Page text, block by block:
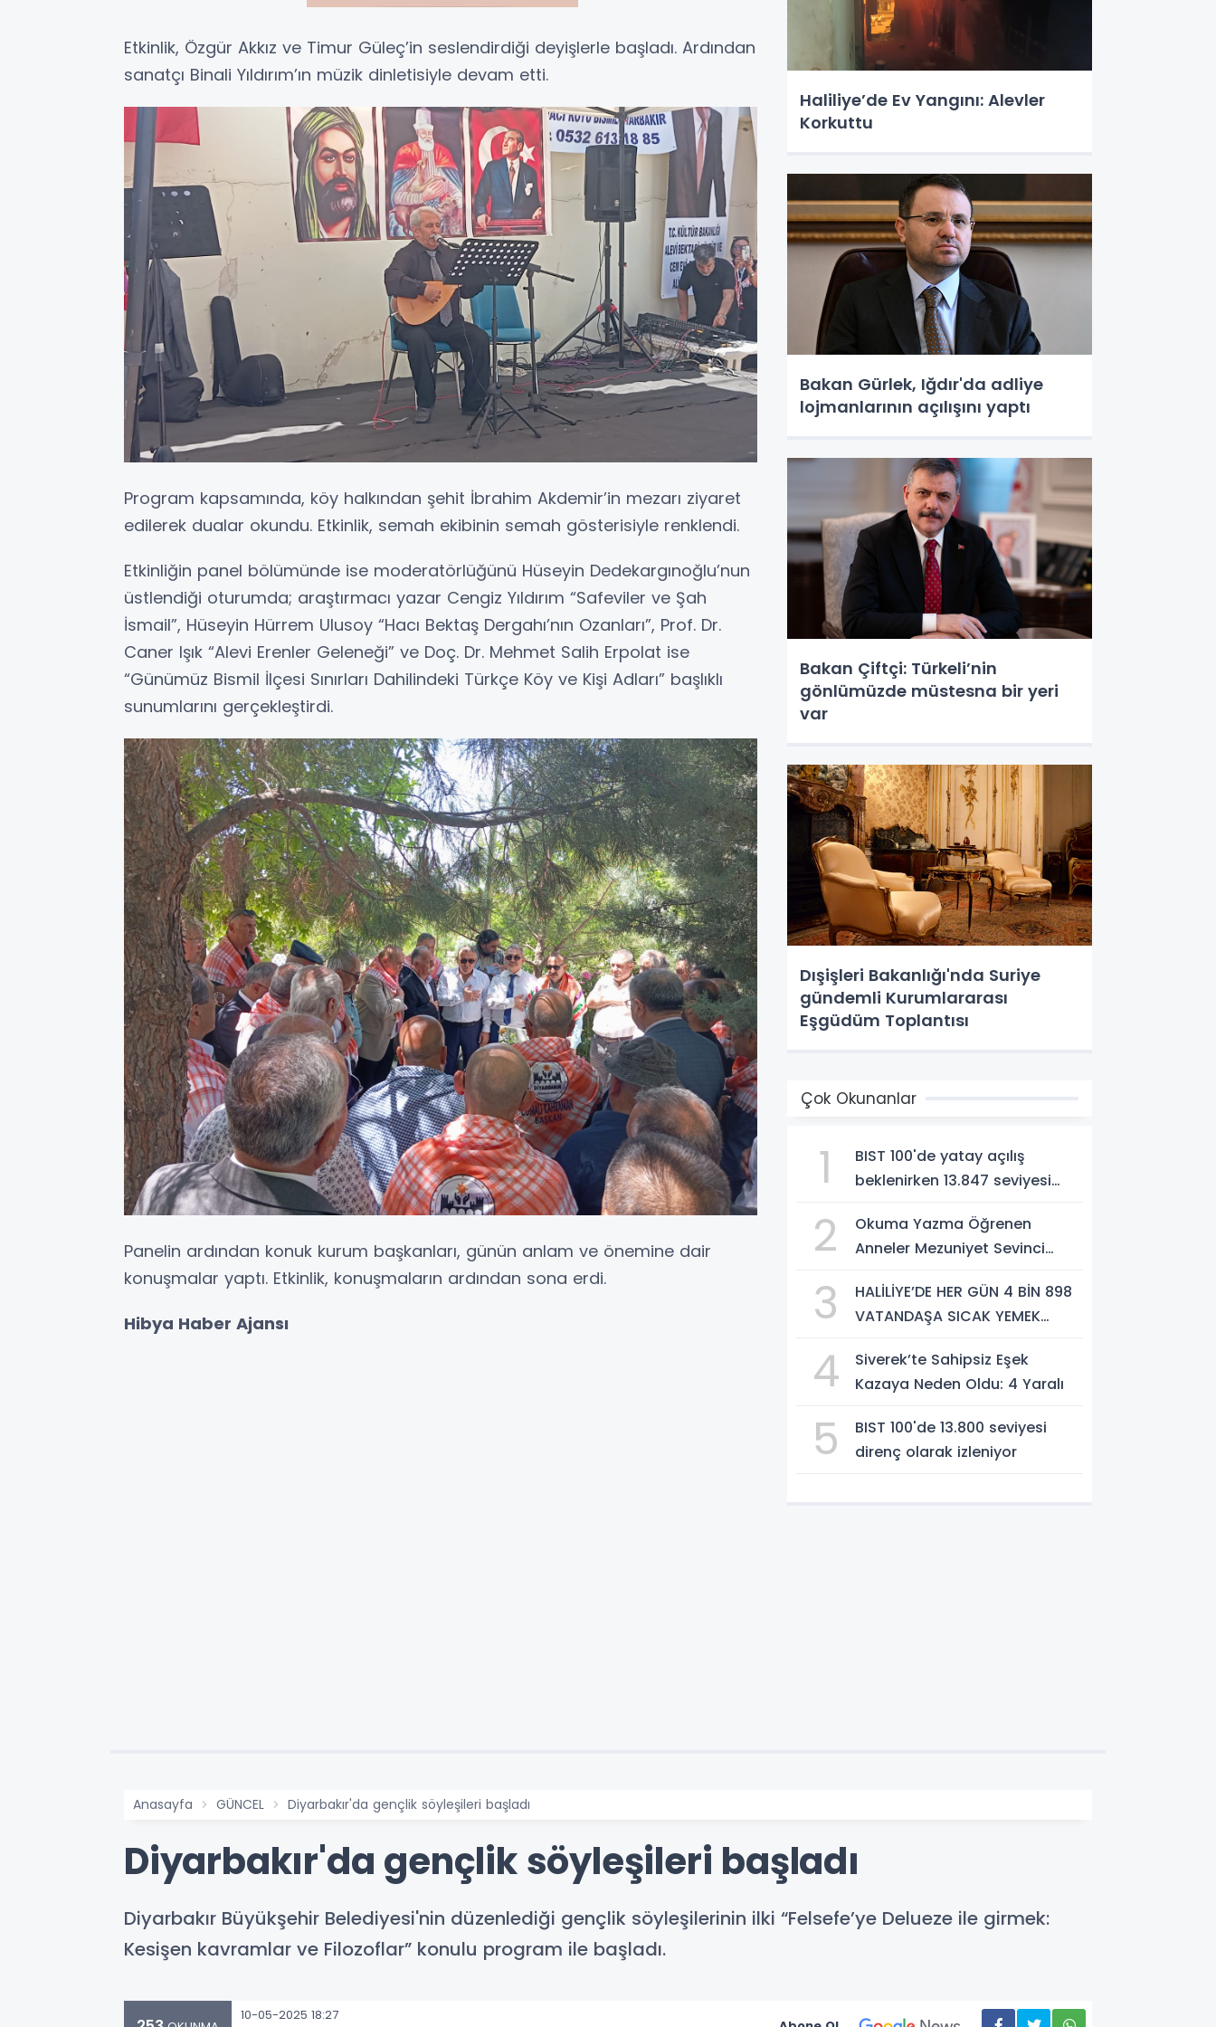
Etkinlik, Özgür Akkız ve Timur Güleç’in seslendirdiği deyişlerle başladı. Ardından
sanatçı Binali Yıldırım’ın müzik dinletisiyle devam etti.
Program kapsamında, köy halkından şehit İbrahim Akdemir’in mezarı ziyaret
edilerek dualar okundu. Etkinlik, semah ekibinin semah gösterisiyle renklendi.
Etkinliğin panel bölümünde ise moderatörlüğünü Hüseyin Dedekargınoğlu’nun
üstlendiği oturumda; araştırmacı yazar Cengiz Yıldırım “Safeviler ve Şah
İsmail”, Hüseyin Hürrem Ulusoy “Hacı Bektaş Dergahı’nın Ozanları”, Prof. Dr.
Caner Işık “Alevi Erenler Geleneği” ve Doç. Dr. Mehmet Salih Erpolat ise
“Günümüz Bismil İlçesi Sınırları Dahilindeki Türkçe Köy ve Kişi Adları” başlıklı
sunumlarını gerçekleştirdi.
Panelin ardından konuk kurum başkanları, günün anlam ve önemine dair
konuşmalar yaptı. Etkinlik, konuşmaların ardından sona erdi.
Hibya Haber Ajansı
Haliliye’de Ev Yangını: Alevler
Korkuttu
Bakan Gürlek, Iğdır'da adliye
lojmanlarının açılışını yaptı
Bakan Çiftçi: Türkeli’nin
gönlümüzde müstesna bir yeri
var
Dışişleri Bakanlığı'nda Suriye
gündemli Kurumlararası
Eşgüdüm Toplantısı
Çok Okunanlar
1
BIST 100'de yatay açılış
beklenirken 13.847 seviyesi
2
Okuma Yazma Öğrenen
Anneler Mezuniyet Sevinci
3
HALİLİYE’DE HER GÜN 4 BİN 898
VATANDAŞA SICAK YEMEK
4
Siverek’te Sahipsiz Eşek
Kazaya Neden Oldu: 4 Yaralı
5
BIST 100'de 13.800 seviyesi
direnç olarak izleniyor
Anasayfa GÜNCEL Diyarbakır'da gençlik söyleşileri başladı
Diyarbakır'da gençlik söyleşileri başladı
Diyarbakır Büyükşehir Belediyesi'nin düzenlediği gençlik söyleşilerinin ilki “Felsefe’ye Delueze ile girmek:
Kesişen kavramlar ve Filozoflar” konulu program ile başladı.
10-05-2025 18:27